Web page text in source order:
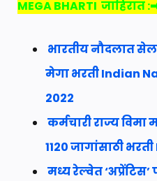
MEGA BHARTI जाहिरात
भारतीय नौदलात
मेगा भरती Indian
2022
कर्मचारी राज्य विमा
1120 जागांसाठी
मध्य रेल्वेत ‘अप्रेंटिस’